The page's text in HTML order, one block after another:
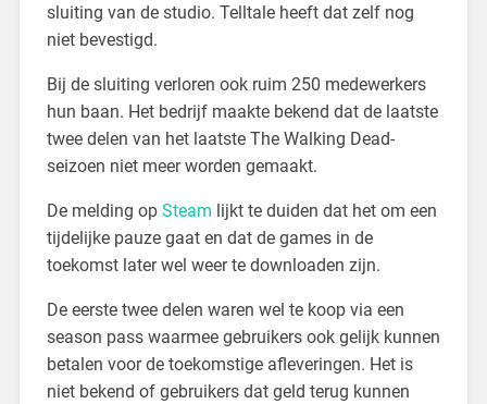
sluiting van de studio. Telltale heeft dat zelf nog
niet bevestigd.
Bij de sluiting verloren ook ruim 250 medewerkers
hun baan. Het bedrijf maakte bekend dat de laatste
twee delen van het laatste The Walking Dead-
seizoen niet meer worden gemaakt.
De melding op Steam lijkt te duiden dat het om een
tijdelijke pauze gaat en dat de games in de
toekomst later wel weer te downloaden zijn.
De eerste twee delen waren wel te koop via een
season pass waarmee gebruikers ook gelijk kunnen
betalen voor de toekomstige afleveringen. Het is
niet bekend of gebruikers dat geld terug kunnen